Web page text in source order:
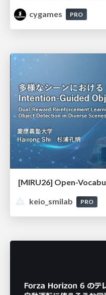
cygames
PRO
keio_smilab
PRO